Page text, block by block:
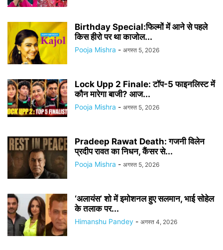
Birthday Special:फिल्मों में आने से पहले
किस हीरो पर था काजोल...
Pooja Mishra - अगस्त 5, 2026
Lock Upp 2 Finale: टॉप-5 फाइनलिस्ट में
कौन मारेगा बाजी? आज...
Pooja Mishra - अगस्त 5, 2026
Pradeep Rawat Death: गजनी विलेन
प्रदीप रावत का निधन, कैंसर से...
Pooja Mishra - अगस्त 5, 2026
‘अलायंस’ शो में इमोशनल हुए सलमान, भाई सोहेल
के तलाक पर...
Himanshu Pandey - अगस्त 4, 2026